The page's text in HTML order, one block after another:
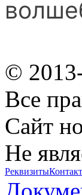
©
Все
Сайт
Не
Реквизиты